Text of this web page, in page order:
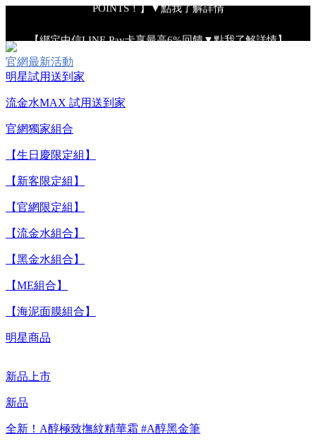
【重要公告】IPSA 無法驗證非官方通路銷售之品牌商品的真實
【全新流金水MAX 百元試用送到家！再享回購金】▼點我立
【8/4-8/9 新客LINE購物導購滿$2,000送100點LINE
【綁定中信LINE Pay卡享最高6%回饋▼點我了解詳情】
官網最新活動
明星試用送到家
流金水MAX 試用送到家
官網獨家組合
【生日慶限定組】
【新客限定組】
【官網限定組】
【流金水組合】
【黑金水組合】
【ME組合】
【海泥面膜組合】
明星商品
新品上市
新品
全新！A醇極致撫紋精華霜 #A醇黑金筆